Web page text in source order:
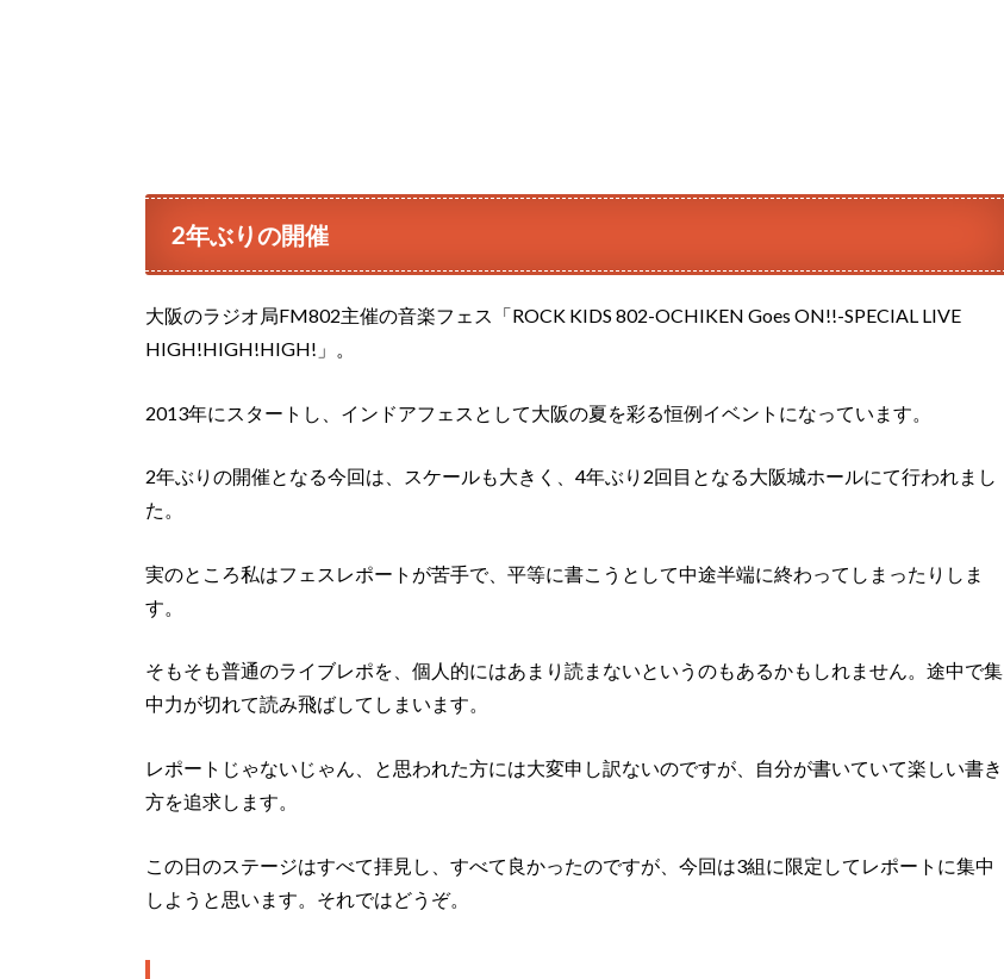
2年ぶりの開催
大阪のラジオ局FM802主催の音楽フェス「ROCK KIDS 802-OCHIKEN Goes ON!!-SPECIAL LIVE
HIGH!HIGH!HIGH!」。
2013年にスタートし、インドアフェスとして大阪の夏を彩る恒例イベントになっています。
2年ぶりの開催となる今回は、スケールも大きく、4年ぶり2回目となる大阪城ホールにて行われまし
た。
実のところ私はフェスレポートが苦手で、平等に書こうとして中途半端に終わってしまったりしま
す。
そもそも普通のライブレポを、個人的にはあまり読まないというのもあるかもしれません。途中で集
中力が切れて読み飛ばしてしまいます。
レポートじゃないじゃん、と思われた方には大変申し訳ないのですが、自分が書いていて楽しい書き
方を追求します。
この日のステージはすべて拝見し、すべて良かったのですが、今回は3組に限定してレポートに集中
しようと思います。それではどうぞ。